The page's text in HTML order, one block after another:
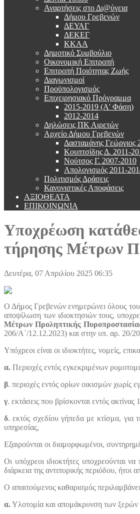
Αναρτήσεις στο Δι@ύγεια
Δήμου Γρεβενών
ΔΕΥΑΓ
ΔΕΚΕΓ
ΚΚΑΑ
Δημοτικό Συμβούλιο
Οικονομική Επιτροπή
Επιτροπή Ποιότητας Ζωής
Διαγωνισμοί
Προϋπολογισμός
Επιχειρησιακό Πρόγραμμα
2015-2019 (Α' Φάση)
2012-2014
Δηλώσεις ΠΚ Αιρετών
Αρχείο Δήμου Γρεβενών
Δασταμάνης Γεώργιος
Κουπτσίδης Δ. 2011-
Νούτσος Γ. 2007-2010
Απολογισμός 2011-
Πολιτισμός Δράσεις
Κανονιστικές Αποφάσεις
ΑΞΙΟΘΕΑΤΑ
ΕΠΙΚΟΙΝΩΝΙΑ
Υποχρέωση
τήρησης Μέτρων
Δευτέρα, 07 Απριλίου 2025 06:35
Ο Δήμος Γρεβενών ενημερώνει όλους
αποψίλωση των ιδιοκτησιών τους,
Μέτρων Προληπτικής
206/Α΄/12.12.2023) και στην υπ. αρ. 20/
Υπόχρεοι είναι οι ιδιοκτήτες, νομείς,
α. Περιοχές εντός εγκεκριμένων
β. περιοχές εντός ορίων οικισμών χωρίς
γ. εκτάσεις που βρίσκονται εντός
δ. εκτός σχεδίου γήπεδα με κτίσμα, για
υπηρεσίας,
Εξαιρούνται οι διαμορφωμένοι,
Οι υπόχρεοι ιδιοκτήτες υποχρεούνται
διάρκεια της αντιπυρικής περιόδου,
Ο απαιτούμενος καθαρισμός
α.Υλοτομία και απομάκρυνση των